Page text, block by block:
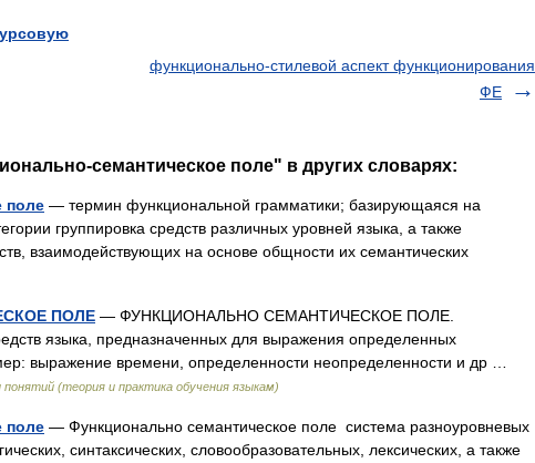
функционально-стилевой аспект функционирования
ФЕ
семантическое поле" в других словарях:
поле — термин функциональной грамматики; базирующаяся на
группировка средств различных уровней языка, а также
взаимодействующих на основе общности их семантических
ПОЛЕ — ФУНКЦИОНАЛЬНО СЕМАНТИЧЕСКОЕ ПОЛЕ.
языка, предназначенных для выражения определенных
выражение времени, определенности неопределенности и др …
(теория и практика обучения языкам)
поле — Функционально семантическое поле система разноуровневых
синтаксических, словообразовательных, лексических, а также